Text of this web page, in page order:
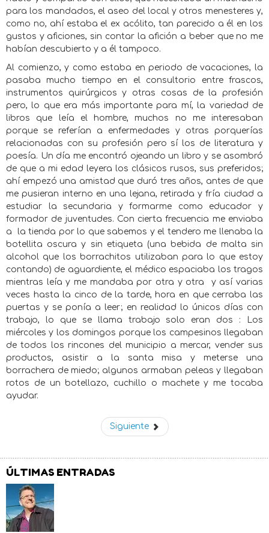
para los mandados, el aseo del local y otros menesteres y,
como no, ahí estaba el ex acólito, tan parecido a él en los
gustos y aficiones, sin contar la afición a beber que no me
habían descubierto y a él tampoco.
Al comienzo, y como estaba en periodo de vacaciones, la
pasaba mucho tiempo en el consultorio entre frascos,
instrumentos quirúrgicos y otras cosas de la profesión
pero, lo que era más importante para mí, la variedad de
libros que leía el hombre, muchos no me interesaban
porque se referían a enfermedades y otras porquerías
relacionadas con su profesión pero sí los de literatura y
poesía. Un día me encontró ojeando un libro y se asombró
de que a mi edad leyera los clásicos rusos, sus preferidos;
ahí empezó una amistad que duró tres años, antes de que
me pusieran interno en una lejana, retirada y fría ciudad a
estudiar la secundaria y formarme como educador y
formador de juventudes. Con cierta frecuencia me enviaba
a
la tienda por lo que sabemos y el tendero me llenaba la
botellita oscura y sin etiqueta (una bebida de malta sin
alcohol que los borrachitos utilizaban para lo que estoy
contando) de aguardiente, el médico espaciaba los tragos
mientras leía y me mandaba por otra y otra
y así varias
veces hasta la cinco de la tarde, hora en que cerraba las
puertas y se ponía a leer; en realidad lo únicos días con
trabajo, lo que se llama trabajo solo eran dos : Los
miércoles y los domingos porque los campesinos llegaban
de todos los rincones del municipio a mercar, vender sus
productos, asistir a la santa misa y meterse una
borrachera de miedo; algunos armaban peleas y llegaban
rotos de un botellazo, cuchillo o machete y me tocaba
ayudar.
Siguiente
ÚLTIMAS ENTRADAS